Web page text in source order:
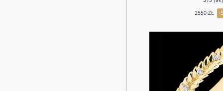
2550 ZŁ -